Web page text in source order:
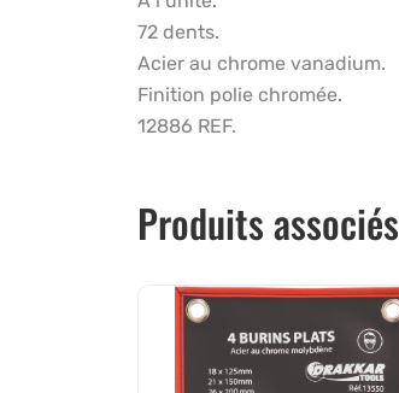
72 dents.
Acier au chrome vanadium.
Finition polie chromée.
12886 REF.
Produits associés